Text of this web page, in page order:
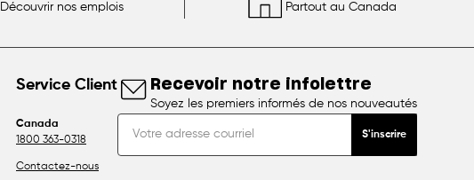
Découvrir nos emplois Partout au Canada
Service Client
Canada
1800 363-0318
Contactez-nous
Recevoir notre infolettre
Soyez les premiers informés de nos nouveautés
S'inscrire